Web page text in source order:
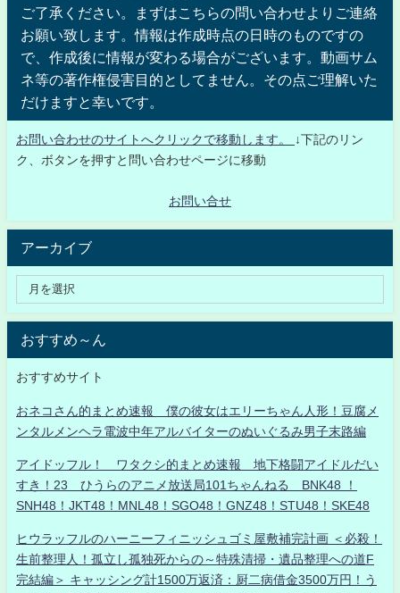
ご了承ください。まずはこちらの問い合わせよりご連絡
お願い致します。情報は作成時点の日時のものですの
で、作成後に情報が変わる場合がございます。動画サム
ネ等の著作権侵害目的としてません。その点ご理解いた
だけますと幸いです。
お問い合わせのサイトへクリックで移動します。
↓下記のリン
ク、ボタンを押すと問い合わせページに移動
お問い合せ
アーカイブ
おすすめ～ん
おすすめサイト
おネコさん的まとめ速報 僕の彼女はエリーちゃん人形！豆腐メ
ンタルメンヘラ電波中年アルバイターのぬいぐるみ男子末路編
アイドッフル！ ワタクシ的まとめ速報 地下格闘アイドルだい
すき！23 ひうらのアニメ放送局101ちゃんねる BNK48 ！
SNH48！JKT48！MNL48！SGO48！GNZ48！STU48！SKE48
ヒウラッフルのハーニーフィニッシュゴミ屋敷補完計画 ＜必殺！
生前整理人！孤立し孤独死からの～特殊清掃・遺品整理への道F
完結編＞ キャッシング計1500万返済：厨二病借金3500万円！う